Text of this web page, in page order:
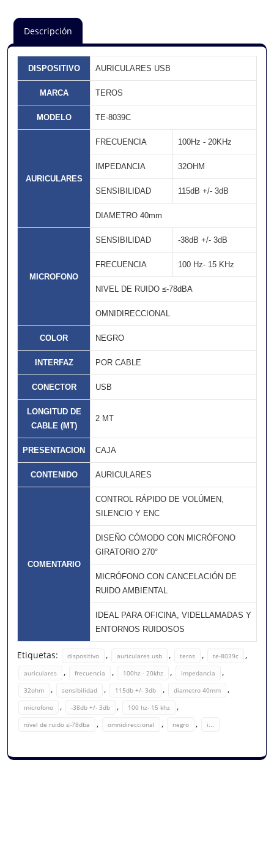
Descripción
DISPOSITIVO AURICULARES USB
MARCA TEROS
MODELO TE-8039C
AURICULARES
FRECUENCIA 100Hz - 20KHz
IMPEDANCIA 32OHM
SENSIBILIDAD 115dB +/- 3dB
DIAMETRO 40mm
MICROFONO
SENSIBILIDAD -38dB +/- 3dB
FRECUENCIA 100 Hz- 15 KHz
NIVEL DE RUIDO ≤-78dBA
OMNIDIRECCIONAL
COLOR NEGRO
INTERFAZ POR CABLE
CONECTOR USB
LONGITUD DE
CABLE (MT)
2 MT
PRESENTACION CAJA
CONTENIDO AURICULARES
COMENTARIO
CONTROL RÁPIDO DE VOLÚMEN,
SILENCIO Y ENC
DISEÑO CÓMODO CON MICRÓFONO
GIRATORIO 270°
MICRÓFONO CON CANCELACIÓN DE
RUIDO AMBIENTAL
IDEAL PARA OFICINA, VIDELLAMADAS Y
ENTORNOS RUIDOSOS
Etiquetas: dispositivo , auriculares usb , teros , te-8039c ,
auriculares , frecuencia , 100hz - 20khz , impedancia ,
32ohm , sensibilidad , 115db +/- 3db , diametro 40mm ,
microfono , -38db +/- 3db , 100 hz- 15 khz ,
nivel de ruido ≤-78dba , omnidireccional , negro , i...